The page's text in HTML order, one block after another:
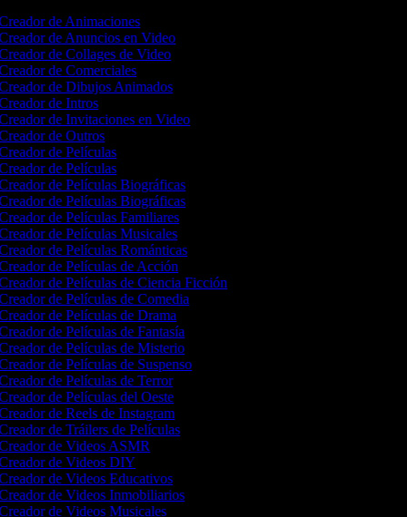
de Animaciones
de Anuncios en Video
de Collages de Video
de Comerciales
de Dibujos Animados
de Intros
de Invitaciones en Video
de Outros
de Películas
de Películas
de Películas Biográficas
de Películas Biográficas
de Películas Familiares
de Películas Musicales
de Películas Románticas
de Películas de Acción
de Películas de Ciencia Ficción
de Películas de Comedia
de Películas de Drama
de Películas de Fantasía
de Películas de Misterio
de Películas de Suspenso
de Películas de Terror
de Películas del Oeste
de Reels de Instagram
de Tráilers de Películas
de Videos ASMR
de Videos DIY
de Videos Educativos
de Videos Inmobiliarios
de Videos Musicales